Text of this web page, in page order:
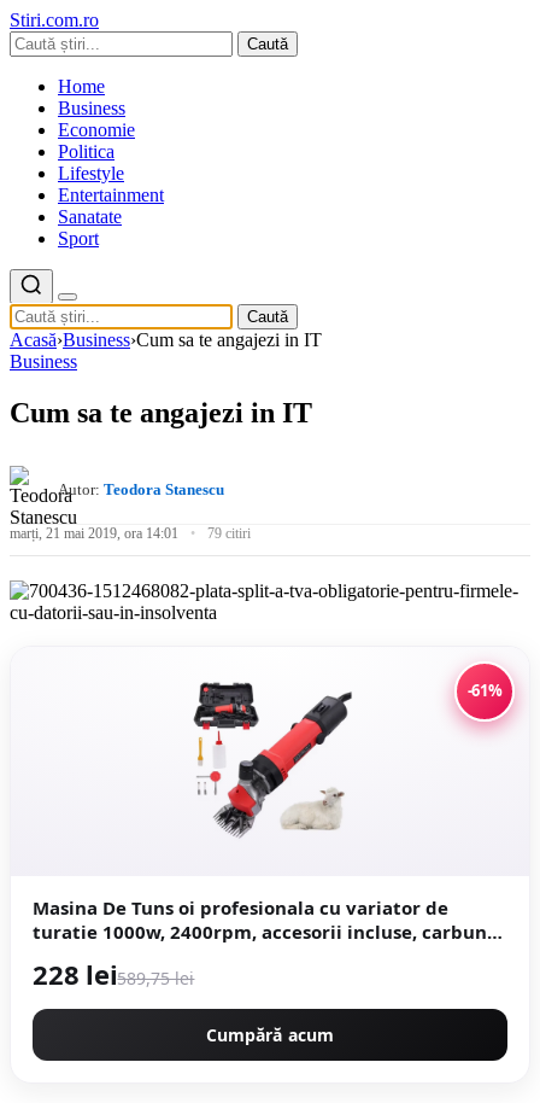
Stiri.com.ro
Caută
Home
Business
Economie
Politica
Lifestyle
Entertainment
Sanatate
Sport
Caută
Acasă›Business›Cum sa te angajezi in IT
Business
Cum sa te angajezi in IT
Autor: Teodora Stanescu
marți, 21 mai 2019, ora 14:01 79 citiri
-61%
Masina De Tuns oi profesionala cu variator de
turatie 1000w, 2400rpm, accesorii incluse, carbuni
228 lei589,75 lei
Cumpără acum